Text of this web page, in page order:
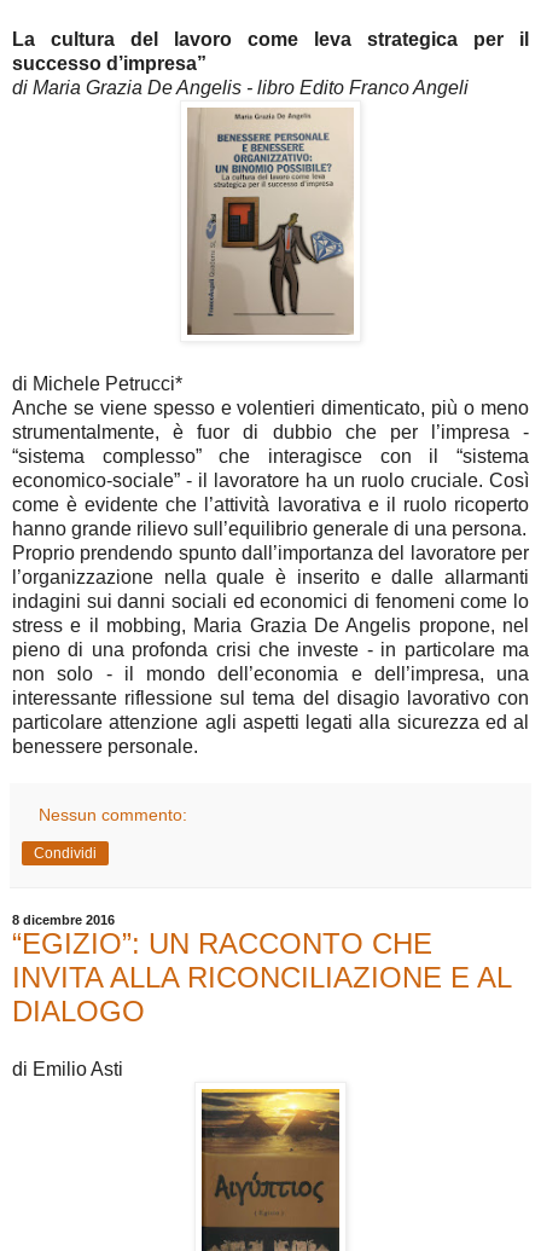
La cultura del lavoro come leva strategica per il
successo d’impresa”
di Maria Grazia De Angelis - libro Edito Franco Angeli
di Michele Petrucci*
Anche se viene spesso e volentieri dimenticato, più o meno
strumentalmente, è fuor di dubbio che per l’impresa -
“sistema complesso” che interagisce con il “sistema
economico-sociale” - il lavoratore ha un ruolo cruciale. Così
come è evidente che l’attività lavorativa e il ruolo ricoperto
hanno grande rilievo sull’equilibrio generale di una persona.
Proprio prendendo spunto dall’importanza del lavoratore per
l’organizzazione nella quale è inserito e dalle allarmanti
indagini sui danni sociali ed economici di fenomeni come lo
stress e il mobbing, Maria Grazia De Angelis propone, nel
pieno di una profonda crisi che investe - in particolare ma
non solo - il mondo dell’economia e dell’impresa, una
interessante riflessione sul tema del disagio lavorativo con
particolare attenzione agli aspetti legati alla sicurezza ed al
benessere personale.
Nessun commento:
Condividi
8 dicembre 2016
“EGIZIO”: UN RACCONTO CHE
INVITA ALLA RICONCILIAZIONE E AL
DIALOGO
di Emilio Asti